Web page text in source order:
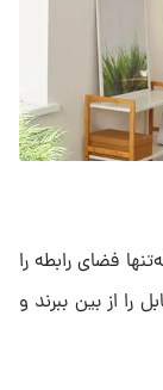
فضای رابطه را
را از بین ببرند و